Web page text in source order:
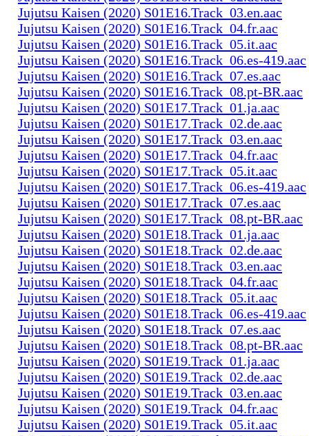
Jujutsu Kaisen (2020) S01E16.Track_03.en.aac
Jujutsu Kaisen (2020) S01E16.Track_04.fr.aac
Jujutsu Kaisen (2020) S01E16.Track_05.it.aac
Jujutsu Kaisen (2020) S01E16.Track_06.es-419.aac
Jujutsu Kaisen (2020) S01E16.Track_07.es.aac
Jujutsu Kaisen (2020) S01E16.Track_08.pt-BR.aac
Jujutsu Kaisen (2020) S01E17.Track_01.ja.aac
Jujutsu Kaisen (2020) S01E17.Track_02.de.aac
Jujutsu Kaisen (2020) S01E17.Track_03.en.aac
Jujutsu Kaisen (2020) S01E17.Track_04.fr.aac
Jujutsu Kaisen (2020) S01E17.Track_05.it.aac
Jujutsu Kaisen (2020) S01E17.Track_06.es-419.aac
Jujutsu Kaisen (2020) S01E17.Track_07.es.aac
Jujutsu Kaisen (2020) S01E17.Track_08.pt-BR.aac
Jujutsu Kaisen (2020) S01E18.Track_01.ja.aac
Jujutsu Kaisen (2020) S01E18.Track_02.de.aac
Jujutsu Kaisen (2020) S01E18.Track_03.en.aac
Jujutsu Kaisen (2020) S01E18.Track_04.fr.aac
Jujutsu Kaisen (2020) S01E18.Track_05.it.aac
Jujutsu Kaisen (2020) S01E18.Track_06.es-419.aac
Jujutsu Kaisen (2020) S01E18.Track_07.es.aac
Jujutsu Kaisen (2020) S01E18.Track_08.pt-BR.aac
Jujutsu Kaisen (2020) S01E19.Track_01.ja.aac
Jujutsu Kaisen (2020) S01E19.Track_02.de.aac
Jujutsu Kaisen (2020) S01E19.Track_03.en.aac
Jujutsu Kaisen (2020) S01E19.Track_04.fr.aac
Jujutsu Kaisen (2020) S01E19.Track_05.it.aac